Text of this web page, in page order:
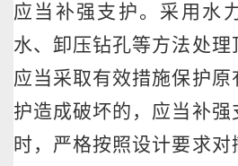
应当补强支护。采用水
水、卸压钻孔等方法处理
应当采取有效措施保护
护造成破坏的，应当补
时，严格按照设计要求